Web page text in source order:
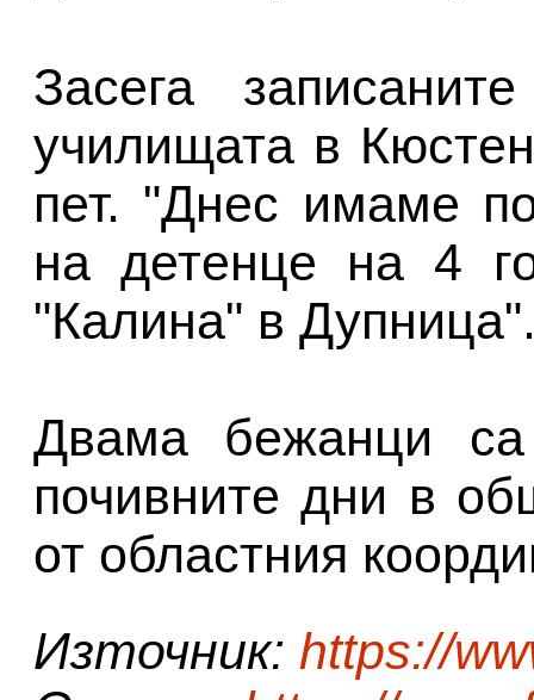
Засега
училищата в
пет. "Днес имаме
на детенце на 4
"Калина" в
Двама бежанци са
почивните дни в
от областния
Източник: https://